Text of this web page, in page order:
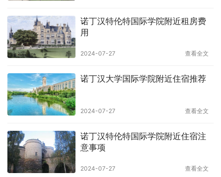
诺丁汉特伦特国际学院附近租房费
用
2024-07-27 查看全文
诺丁汉大学国际学院附近住宿推荐
2024-07-27 查看全文
诺丁汉特伦特国际学院附近住宿注
意事项
2024-07-27 查看全文